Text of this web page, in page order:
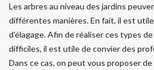
Les arbres au niveau des jardins
différentes manières. En fait, il est
d'élagage. Afin de réaliser ces types
difficiles, il est utile de convier des
Dans ce cas, on peut vous proposer de